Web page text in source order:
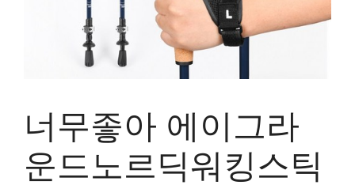
너무좋아 에이그라
운드노르딕워킹스틱